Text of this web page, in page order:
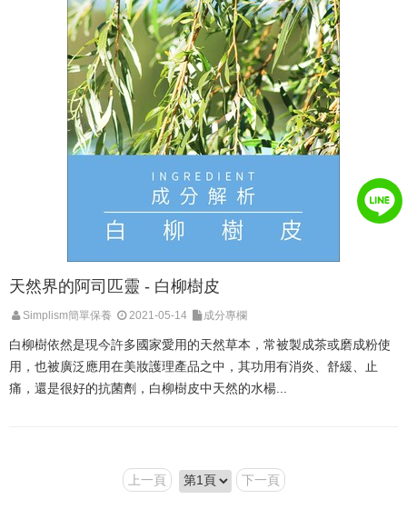
天然界的阿司匹靈 - 白柳樹皮
Simplism簡單保養 2021-05-14 成分專欄
白柳樹依然是現今許多國家愛用的天然草本，常被製成茶或磨成粉使
用，也被廣泛應用在美妝護理產品之中，其功用有消炎、舒緩、止
痛，還是很好的抗菌劑，白柳樹皮中天然的水楊...
上一頁 下一頁